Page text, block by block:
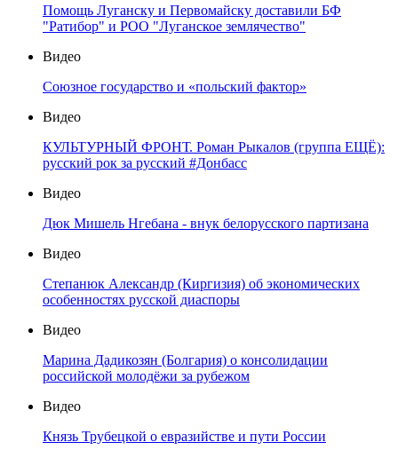
Помощь Луганску и Первомайску доставили БФ
"Ратибор" и РОО "Луганское землячество"
Видео
Союзное государство и «польский фактор»
Видео
КУЛЬТУРНЫЙ ФРОНТ. Роман Рыкалов (группа ЕЩЁ):
русский рок за русский #Донбасс
Видео
Дюк Мишель Нгебана - внук белорусского партизана
Видео
Степанюк Александр (Киргизия) об экономических
особенностях русской диаспоры
Видео
Марина Дадикозян (Болгария) о консолидации
российской молодёжи за рубежом
Видео
Князь Трубецкой о евразийстве и пути России